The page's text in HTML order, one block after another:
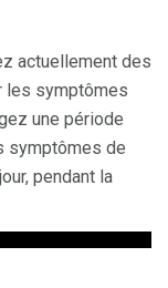
actuellement des
les symptômes
une période
symptômes de
pendant la